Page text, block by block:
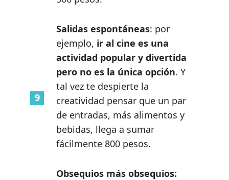
Salidas espontáneas: por
ejemplo, ir al cine es una
actividad popular y divertida
pero no es la única opción. Y
tal vez te despierte la
creatividad pensar que un par
de entradas, más alimentos y
bebidas, llega a sumar
fácilmente 800 pesos.
Obsequios más obsequios: